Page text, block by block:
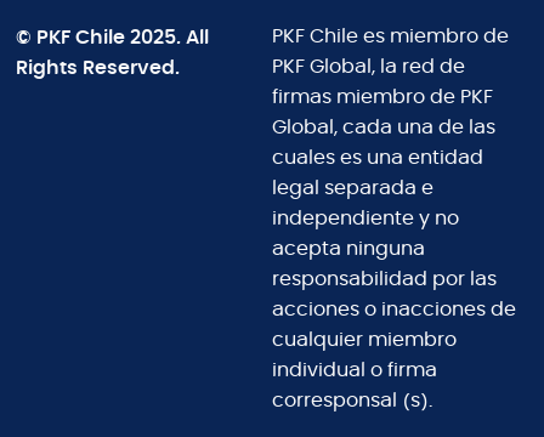
© PKF Chile 2025. All
Rights Reserved.
PKF Chile es miembro de
PKF Global, la red de
firmas miembro de PKF
Global, cada una de las
cuales es una entidad
legal separada e
independiente y no
acepta ninguna
responsabilidad por las
acciones o inacciones de
cualquier miembro
individual o firma
corresponsal (s).